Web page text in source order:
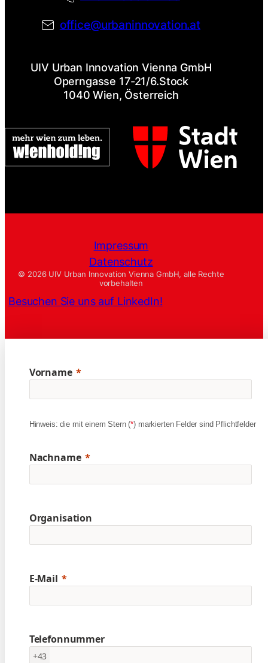
office@urbaninnovation.at
UIV Urban Innovation Vienna GmbH
Operngasse 17-21/6.Stock
1040 Wien, Österreich
Impressum
Datenschutz
© 2026 UIV Urban Innovation Vienna GmbH, alle Rechte
vorbehalten
Besuchen Sie uns auf LinkedIn!
Vorname
Hinweis: die mit einem Stern (*) markierten Felder sind Pflichtfelder
Nachname
Organisation
E-Mail
Telefonnummer
+43